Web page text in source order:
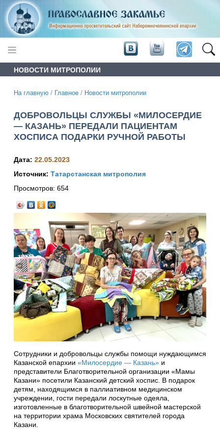
НОВОСТИ МИТРОПОЛИИ
На главную / Главное / Новости митрополии
ДОБРОВОЛЬЦЫ СЛУЖБЫ «МИЛОСЕРДИЕ
— КАЗАНЬ» ПЕРЕДАЛИ ПАЦИЕНТАМ
ХОСПИСА ПОДАРКИ РУЧНОЙ РАБОТЫ
Дата: 22.05.2023
Источник: Татарстанская митрополия
Просмотров: 654
Сотрудники и добровольцы службы помощи нуждающимся
Казанской епархии «Милосердие — Казань» и
представители Благотворительной организации «Мамы
Казани» посетили Казанский детский хоспис. В подарок
детям, находящимся в паллиативном медицинском
учреждении, гости передали лоскутные одеяла,
изготовленные в благотворительной швейной мастерской
на территории храма Московских святителей города
Казани.